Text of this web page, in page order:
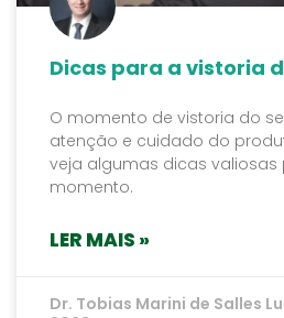
Dicas para a vistoria
O momento de vistoria do
atenção e cuidado do
veja algumas dicas valiosas
momento.
LER MAIS »
Dr. Tobias Marini de Salles